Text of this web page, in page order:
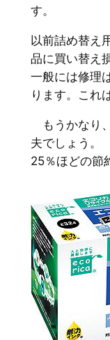
す。
以前詰め替え
品に買い替え
一般には修理
ります。これ
もうかなり
夫でしょう。
25％ほどの節